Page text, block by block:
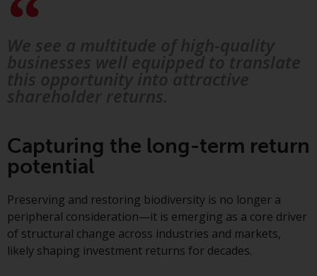
Fonds eine geeignete Anlage für
Sie ist, prüfen Sie sorgfältig die
Anlageziele, das Risiko sowie die
Fonds prüfen. Diese und andere
Informationen finden Sie im
Verkaufsprospekt des Fonds, der
telefonisch unter 1-855-RWC-
Capturing the long-term return
potential
Preserving and restoring biodiversity is no longer a
peripheral consideration—it is emerging as a core driver
of structural change across industries and markets,
likely shaping investment returns for decades.